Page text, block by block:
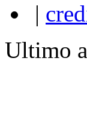
|
Ultimo